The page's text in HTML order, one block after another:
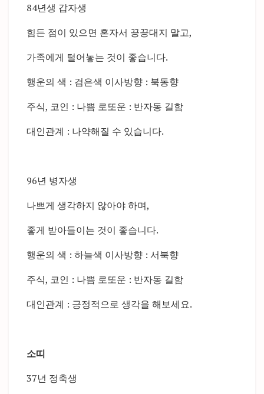
84년생 갑자생
힘든 점이 있으면 혼자서 끙끙대지 말고,
가족에게 털어놓는 것이 좋습니다.
행운의 색 : 검은색 이사방향 : 북동향
주식, 코인 : 나쁨 로또운 : 반자동 길함
대인관계 : 나약해질 수 있습니다.
96년 병자생
나쁘게 생각하지 않아야 하며,
좋게 받아들이는 것이 좋습니다.
행운의 색 : 하늘색 이사방향 : 서북향
주식, 코인 : 나쁨 로또운 : 반자동 길함
대인관계 : 긍정적으로 생각을 해보세요.
소띠
37년 정축생